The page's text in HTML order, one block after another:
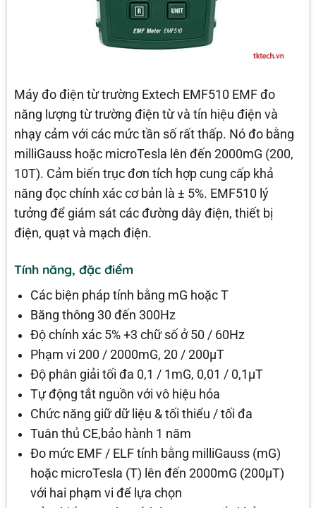
Máy đo điện từ trường Extech EMF510 EMF đo
năng lượng từ trường điện từ và tín hiệu điện và
nhạy cảm với các mức tần số rất thấp. Nó đo bằng
milliGauss hoặc microTesla lên đến 2000mG (200,
10T). Cảm biến trục đơn tích hợp cung cấp khả
năng đọc chính xác cơ bản là ± 5%. EMF510 lý
tưởng để giám sát các đường dây điện, thiết bị
điện, quạt và mạch điện.
Tính năng, đặc điểm
Các biện pháp tính bằng mG hoặc T
Băng thông 30 đến 300Hz
Độ chính xác 5% +3 chữ số ở 50 / 60Hz
Phạm vi 200 / 2000mG, 20 / 200μT
Độ phân giải tối đa 0,1 / 1mG, 0,01 / 0,1μT
Tự động tắt nguồn với vô hiệu hóa
Chức năng giữ dữ liệu & tối thiểu / tối đa
Tuân thủ CE,bảo hành 1 năm
Đo mức EMF / ELF tính bằng milliGauss (mG)
hoặc microTesla (T) lên đến 2000mG (200μT)
với hai phạm vi để lựa chọn